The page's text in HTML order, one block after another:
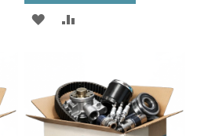
AJOUTER
LISTE
D’ENVIE